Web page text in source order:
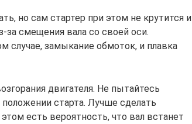
но сам стартер при этом не крутится и
за смещения вала со своей оси.
случае, замыкание обмоток, и плавка
двигателя. Не пытайтесь
старта. Лучше сделать
есть вероятность, что вал встанет